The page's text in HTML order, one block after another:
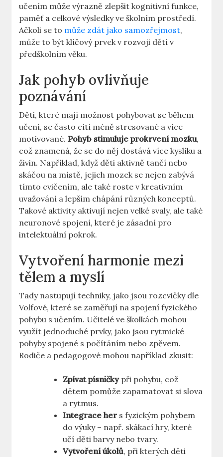
učením může výrazně zlepšit kognitivní funkce,
paměť a celkové výsledky ve školním prostředí.
Ačkoli se to může zdát jako samozřejmost,
může to být klíčový prvek v rozvoji dětí v
předškolním věku.
Jak pohyb ovlivňuje
poznávání
Děti, které mají možnost pohybovat se během
učení, se často cítí méně stresované a více
motivované.Pohyb stimuluje prokrvení mozku,
což znamená, že se do něj dostává více kyslíku a
živin. Například, když děti aktivně tančí nebo
skáčou na místě, jejich mozek se nejen zabývá
tímto cvičením, ale také roste v kreativním
uvažování a lepším chápání různých konceptů.
Takové aktivity aktivují nejen velké svaly, ale také
neuronové spojení, které je zásadní pro
intelektuální pokrok.
Vytvoření harmonie mezi
tělem a myslí
Tady nastupují techniky, jako jsou rozcvičky dle
Volfové, které se zaměřují na spojení fyzického
pohybu s učením. Učitelé ve školkách mohou
využít jednoduché prvky, jako jsou rytmické
pohyby spojené s počítáním nebo zpěvem.
Rodiče a pedagogové mohou například zkusit:
Zpívat písničkypři pohybu, což
dětem pomůže zapamatovat si slova
a rytmus.
Integrace her s fyzickým pohybem
do výuky – např. skákací hry, které
učí děti barvy nebo tvary.
Vytvoření úkolů, při kterých děti